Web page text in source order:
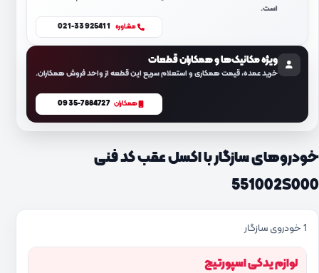
است.
مشاوره 021-33925411
ویژه مکانیک‌ها و همکاران قطعات
خرید عمده، قیمت همکاری و استعلام سریع این قطعه از واحد فروش همکاران.
همکاران 0935-7884727
خودروهای سازگار با اکسل عقب کد فنی
551002S000
1 خودروی سازگار
لوازم یدکی اسپورتیج